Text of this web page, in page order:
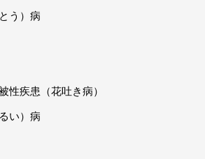
う）病
疾患（花吐き病）
い）病